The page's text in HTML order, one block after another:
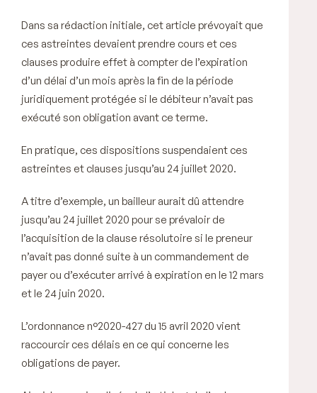
Dans sa rédaction initiale, cet article prévoyait que
ces astreintes devaient prendre cours et ces
clauses produire effet à compter de l’expiration
d’un délai d’un mois après la fin de la période
juridiquement protégée si le débiteur n’avait pas
exécuté son obligation avant ce terme.
En pratique, ces dispositions suspendaient ces
astreintes et clauses jusqu’au 24 juillet 2020.
A titre d’exemple, un bailleur aurait dû attendre
jusqu’au 24 juillet 2020 pour se prévaloir de
l’acquisition de la clause résolutoire si le preneur
n’avait pas donné suite à un commandement de
payer ou d’exécuter arrivé à expiration en le 12 mars
et le 24 juin 2020.
L’ordonnance n°2020-427 du 15 avril 2020 vient
raccourcir ces délais en ce qui concerne les
obligations de payer.